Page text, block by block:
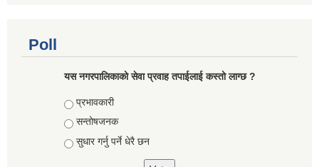
Poll
यस नगरपालिकाको सेवा प्रवाह तपाईलाई कस्तो लाग्छ ?
Choices
प्रभावकारी
सन्तोषजनक
सुधार गर्नु पर्ने धेरै छन